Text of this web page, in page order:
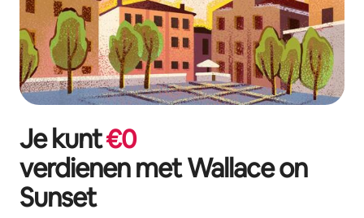
Je kunt€0
verdienen metWallace on
Sunset